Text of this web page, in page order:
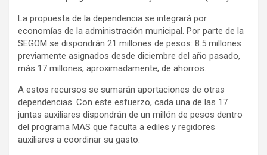
La propuesta de la dependencia se integrará por
economías de la administración municipal. Por parte de la
SEGOM se dispondrán 21 millones de pesos: 8.5 millones
previamente asignados desde diciembre del año pasado,
más 17 millones, aproximadamente, de ahorros.
A estos recursos se sumarán aportaciones de otras
dependencias. Con este esfuerzo, cada una de las 17
juntas auxiliares dispondrán de un millón de pesos dentro
del programa MAS que faculta a ediles y regidores
auxiliares a coordinar su gasto.